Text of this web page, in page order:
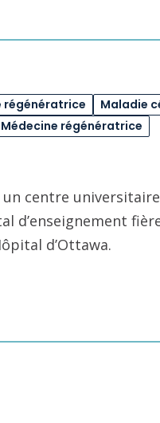
régénératrice Maladie
Médecine régénératrice
un centre
d’enseignement
d’Ottawa.